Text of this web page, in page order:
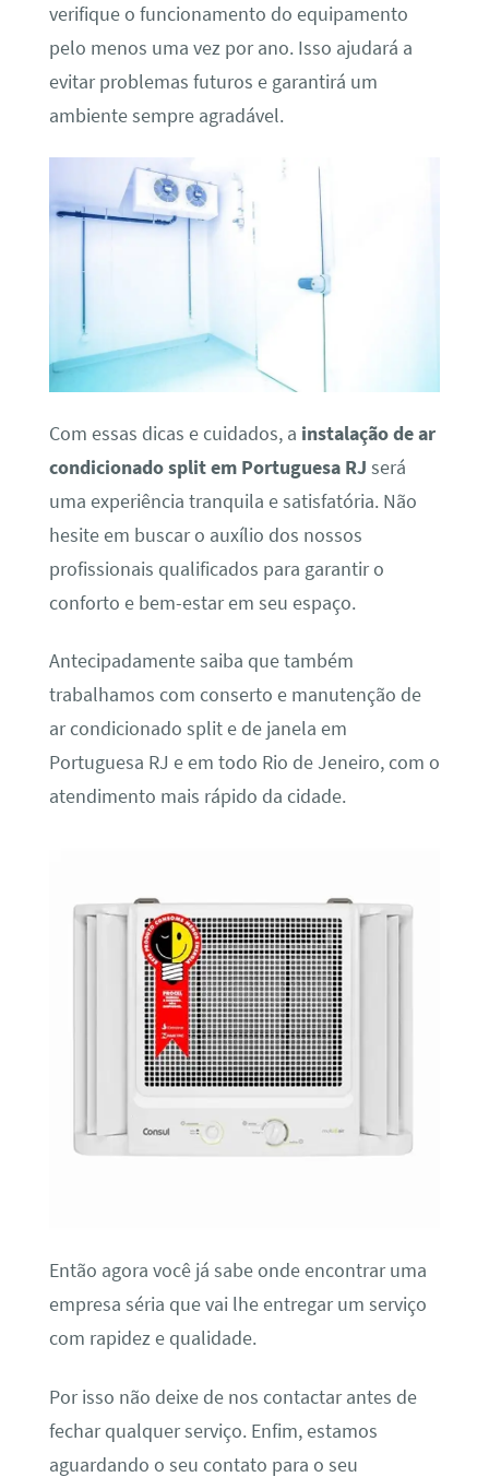
verifique o funcionamento do equipamento
pelo menos uma vez por ano. Isso ajudará a
evitar problemas futuros e garantirá um
ambiente sempre agradável.
Com essas dicas e cuidados, a instalação de ar
condicionado split em Portuguesa RJ será
uma experiência tranquila e satisfatória. Não
hesite em buscar o auxílio dos nossos
profissionais qualificados para garantir o
conforto e bem-estar em seu espaço.
Antecipadamente saiba que também
trabalhamos com conserto e manutenção de
ar condicionado split e de janela em
Portuguesa RJ e em todo Rio de Jeneiro, com o
atendimento mais rápido da cidade.
Então agora você já sabe onde encontrar uma
empresa séria que vai lhe entregar um serviço
com rapidez e qualidade.
Por isso não deixe de nos contactar antes de
fechar qualquer serviço. Enfim, estamos
aguardando o seu contato para o seu